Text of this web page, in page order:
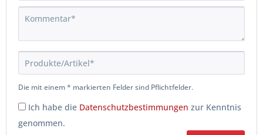
Die mit einem * markierten Felder sind Pflichtfelder.
Ich habe die Datenschutzbestimmungen zur Kenntnis
genommen.